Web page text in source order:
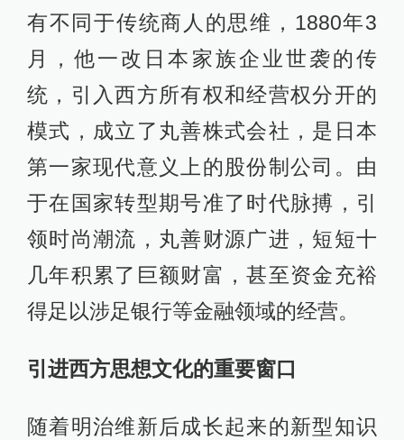
有不同于传统商人的思维，1880年3
月，他一改日本家族企业世袭的传
统，引入西方所有权和经营权分开的
模式，成立了丸善株式会社，是日本
第一家现代意义上的股份制公司。由
于在国家转型期号准了时代脉搏，引
领时尚潮流，丸善财源广进，短短十
几年积累了巨额财富，甚至资金充裕
得足以涉足银行等金融领域的经营。
引进西方思想文化的重要窗口
随着明治维新后成长起来的新型知识